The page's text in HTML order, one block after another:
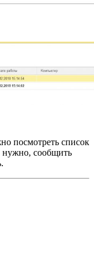
посмотреть список
нужно, сообщить